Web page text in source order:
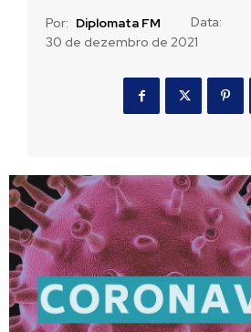
Por: Diplomata FM
Data:
30 de dezembro de 2021